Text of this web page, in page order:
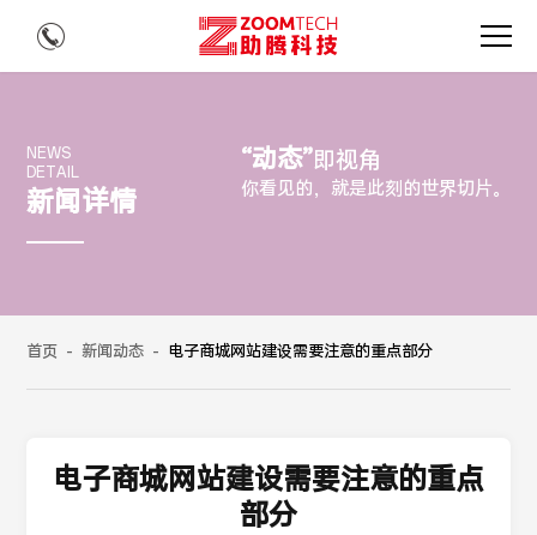
NEWS
DETAIL
新闻详情
“动态”即视角
你看见的，就是此刻的世界切片。
首页 - 新闻动态 - 电子商城网站建设需要注意的重点部分
电子商城网站建设需要注意的重点
部分